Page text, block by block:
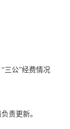
三公”经费情况
责更新。